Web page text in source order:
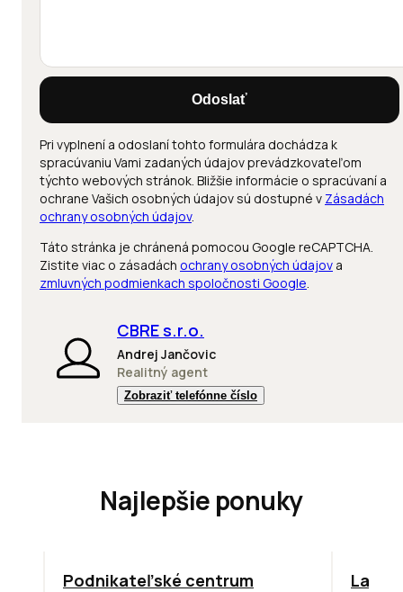
Odoslať
Pri vyplnení a odoslaní tohto formulára dochádza k
spracúvaniu Vami zadaných údajov prevádzkovateľom
týchto webových stránok. Bližšie informácie o spracúvaní a
ochrane Vašich osobných údajov sú dostupné v Zásadách
ochrany osobných údajov.
Táto stránka je chránená pomocou Google reCAPTCHA.
Zistite viac o zásadách ochrany osobných údajov a
zmluvných podmienkach spoločnosti Google.
CBRE s.r.o.
Andrej Jančovic
Realitný agent
Zobraziť telefónne číslo
Najlepšie ponuky
ODPORÚČAME
Podnikateľské centrum